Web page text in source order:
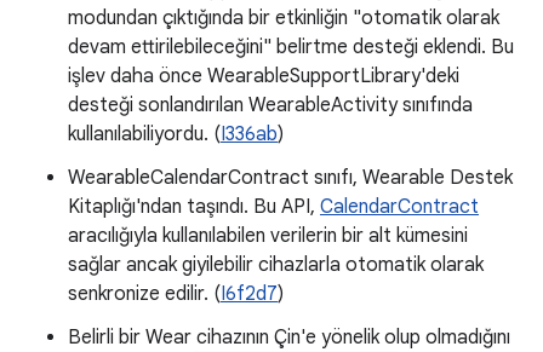
modundan çıktığında bir etkinliğin "otomatik olarak
devam ettirilebileceğini" belirtme desteği eklendi. Bu
işlev daha önce WearableSupportLibrary'deki
desteği sonlandırılan WearableActivity sınıfında
kullanılabiliyordu. (I336ab)
WearableCalendarContract sınıfı, Wearable Destek
Kitaplığı'ndan taşındı. Bu API, CalendarContract
aracılığıyla kullanılabilen verilerin bir alt kümesini
sağlar ancak giyilebilir cihazlarla otomatik olarak
senkronize edilir. (I6f2d7)
Belirli bir Wear cihazının Çin'e yönelik olup olmadığını